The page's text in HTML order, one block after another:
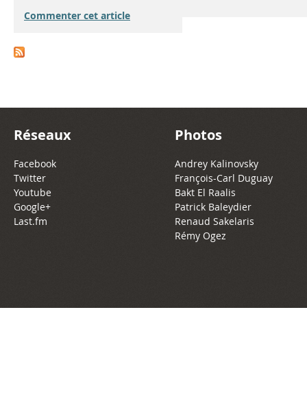
Commenter cet article
Réseaux
Facebook
Twitter
Youtube
Google+
Last.fm
Photos
Andrey Kalinovsky
François-Carl Duguay
Bakt El Raalis
Patrick Baleydier
Renaud Sakelaris
Rémy Ogez